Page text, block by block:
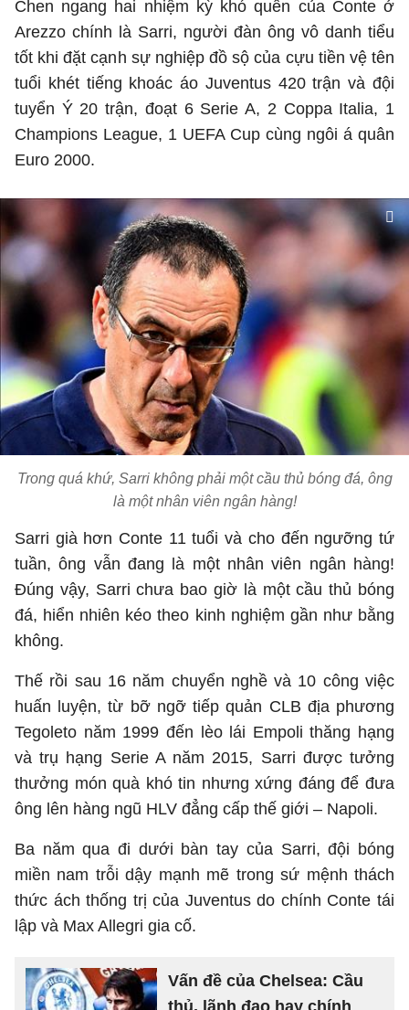
Chen ngang hai nhiệm kỳ khó quên của Conte ở
Arezzo chính là Sarri, người đàn ông vô danh tiểu
tốt khi đặt cạnh sự nghiệp đồ sộ của cựu tiền vệ tên
tuổi khét tiếng khoác áo Juventus 420 trận và đội
tuyển Ý 20 trận, đoạt 6 Serie A, 2 Coppa Italia, 1
Champions League, 1 UEFA Cup cùng ngôi á quân
Euro 2000.
Trong quá khứ, Sarri không phải một cầu thủ bóng đá, ông
là một nhân viên ngân hàng!
Sarri già hơn Conte 11 tuổi và cho đến ngưỡng tứ
tuần, ông vẫn đang là một nhân viên ngân hàng!
Đúng vậy, Sarri chưa bao giờ là một cầu thủ bóng
đá, hiển nhiên kéo theo kinh nghiệm gần như bằng
không.
Thế rồi sau 16 năm chuyển nghề và 10 công việc
huấn luyện, từ bỡ ngỡ tiếp quản CLB địa phương
Tegoleto năm 1999 đến lèo lái Empoli thăng hạng
và trụ hạng Serie A năm 2015, Sarri được tưởng
thưởng món quà khó tin nhưng xứng đáng để đưa
ông lên hàng ngũ HLV đẳng cấp thế giới – Napoli.
Ba năm qua đi dưới bàn tay của Sarri, đội bóng
miền nam trỗi dậy mạnh mẽ trong sứ mệnh thách
thức ách thống trị của Juventus do chính Conte tái
lập và Max Allegri gia cố.
Vấn đề của Chelsea: Cầu
thủ, lãnh đạo hay chính